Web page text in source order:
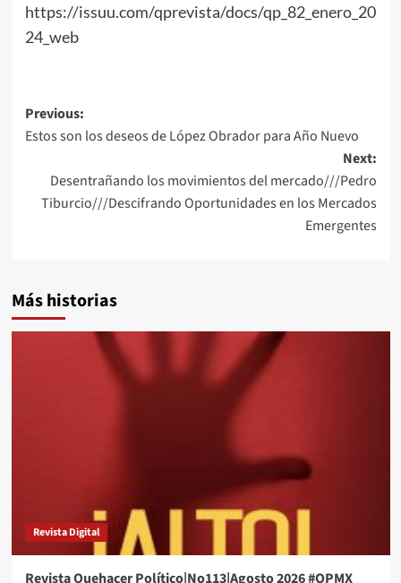
https://issuu.com/qprevista/docs/qp_82_enero_20
24_web
Post
navigation
Previous:
Estos son los deseos de López Obrador para Año Nuevo
Next:
Desentrañando los movimientos del mercado///Pedro
Tiburcio///Descifrando Oportunidades en los Mercados
Emergentes
Más historias
Revista Digital
Revista Quehacer Político|No113|Agosto 2026 #QPMX